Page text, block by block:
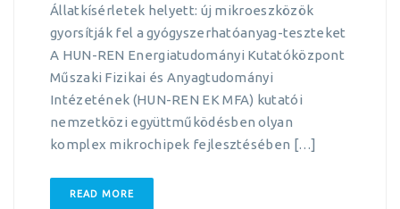
Állatkísérletek helyett: új mikroeszközök
gyorsítják fel a gyógyszerhatóanyag-teszteket
A HUN-REN Energiatudományi Kutatóközpont
Műszaki Fizikai és Anyagtudományi
Intézetének (HUN-REN EK MFA) kutatói
nemzetközi együttműködésben olyan
komplex mikrochipek fejlesztésében […]
READ MORE